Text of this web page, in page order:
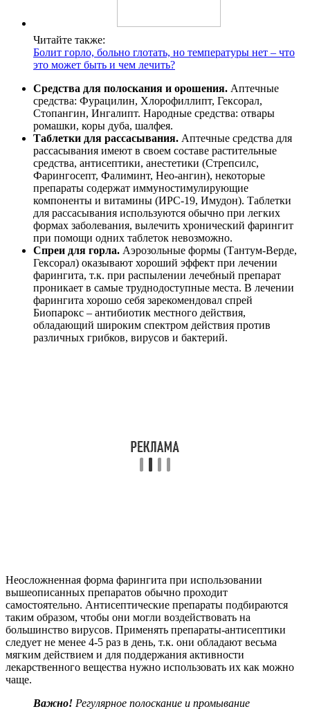
Читайте также:
Болит горло, больно глотать, но температуры нет – что
это может быть и чем лечить?
Средства для полоскания и орошения. Аптечные
средства: Фурацилин, Хлорофиллипт, Гексорал,
Стопангин, Ингалипт. Народные средства: отвары
ромашки, коры дуба, шалфея.
Таблетки для рассасывания. Аптечные средства для
рассасывания имеют в своем составе растительные
средства, антисептики, анестетики (Стрепсилс,
Фарингосепт, Фалиминт, Нео-ангин), некоторые
препараты содержат иммуностимулирующие
компоненты и витамины (ИРС-19, Имудон). Таблетки
для рассасывания используются обычно при легких
формах заболевания, вылечить хронический фарингит
при помощи одних таблеток невозможно.
Спреи для горла. Аэрозольные формы (Тантум-Верде,
Гексорал) оказывают хороший эффект при лечении
фарингита, т.к. при распылении лечебный препарат
проникает в самые труднодоступные места. В лечении
фарингита хорошо себя зарекомендовал спрей
Биопарокс – антибиотик местного действия,
обладающий широким спектром действия против
различных грибков, вирусов и бактерий.
Неосложненная форма фарингита при использовании
вышеописанных препаратов обычно проходит
самостоятельно. Антисептические препараты подбираются
таким образом, чтобы они могли воздействовать на
большинство вирусов. Применять препараты-антисептики
следует не менее 4-5 раз в день, т.к. они обладают весьма
мягким действием и для поддержания активности
лекарственного вещества нужно использовать их как можно
чаще.
Важно! Регулярное полоскание и промывание